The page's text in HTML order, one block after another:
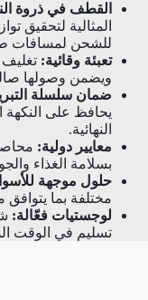
القطف في ذروة
المثالية لتحقيق
للشحن لمسافات
تعبئة وقائية:
ويضمن وصولها
ضمان سلسلة
يحافظ على النكهة
النهائية.
معايير دولية:
بسلامة الغذاء
حلول موجهة
مختلفة بما
لوجستيات فعّالة:
تسليم في الوقت